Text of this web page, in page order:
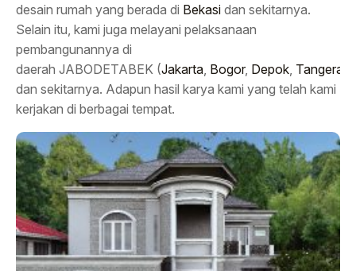
desain rumah yang berada di Bekasi dan sekitarnya.
Selain itu, kami juga melayani pelaksanaan
pembangunannya di
daerah JABODETABEK (Jakarta, Bogor, Depok,
dan sekitarnya. Adapun hasil karya kami yang telah kami
kerjakan di berbagai tempat.